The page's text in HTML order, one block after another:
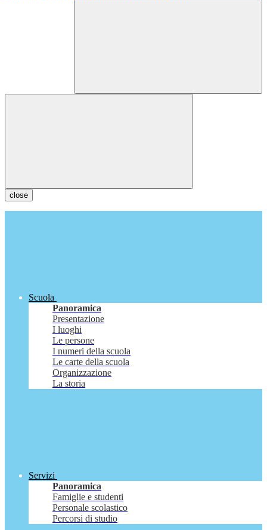
close
Scuola
Panoramica
Presentazione
I luoghi
Le persone
I numeri della scuola
Le carte della scuola
Organizzazione
La storia
Servizi
Panoramica
Famiglie e studenti
Personale scolastico
Percorsi di studio